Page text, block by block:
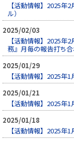
【活動情報】2025年
ル）
2025/02/03
【活動情報】2025年
務』月毎の報告打ち
2025/01/29
【活動情報】2025年
2025/01/21
【活動情報】2025年
2025/01/18
【活動情報】2025年